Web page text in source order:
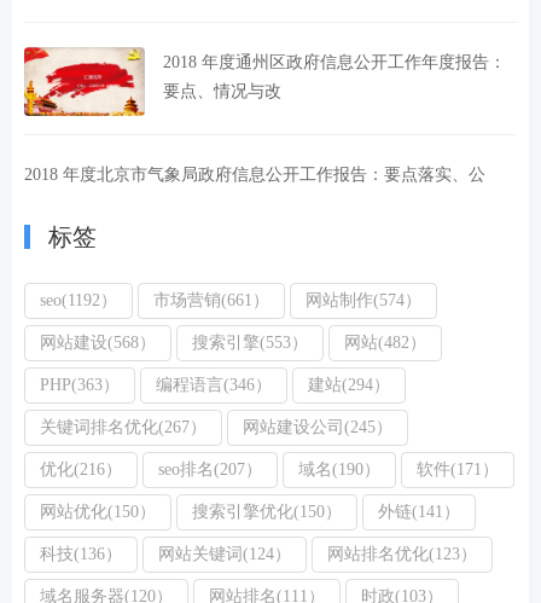
2018 年度通州区政府信息公开工作年度报告：
要点、情况与改
2018 年度北京市气象局政府信息公开工作报告：要点落实、公
标签
seo(1192） 市场营销(661） 网站制作(574）
网站建设(568） 搜索引擎(553） 网站(482）
PHP(363） 编程语言(346） 建站(294）
关键词排名优化(267） 网站建设公司(245）
优化(216） seo排名(207） 域名(190） 软件(171）
网站优化(150） 搜索引擎优化(150） 外链(141）
科技(136） 网站关键词(124） 网站排名优化(123）
域名服务器(120） 网站排名(111） 时政(103）